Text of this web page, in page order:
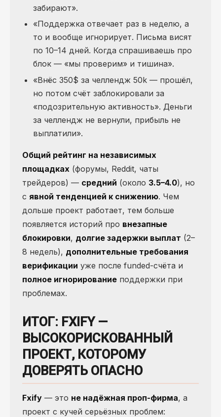
забирают».
«Поддержка отвечает раз в неделю, а
то и вообще игнорирует. Письма висят
по 10–14 дней. Когда спрашиваешь про
блок — «мы проверим» и тишина».
«Внёс 350$ за челлендж 50k — прошёл,
но потом счёт заблокировали за
«подозрительную активность». Деньги
за челлендж не вернули, прибыль не
выплатили».
Общий рейтинг на независимых
площадках (форумы, Reddit, чаты
трейдеров) — средний (около 3.5–4.0), но
с явной тенденцией к снижению. Чем
дольше проект работает, тем больше
появляется историй про внезапные
блокировки, долгие задержки выплат (2–
8 недель), дополнительные требования
верификации уже после funded-счёта и
полное игнорирование поддержки при
проблемах.
ИТОГ: FXIFY —
ВЫСОКОРИСКОВАННЫЙ
ПРОЕКТ, КОТОРОМУ
ДОВЕРЯТЬ ОПАСНО
Fxify — это не надёжная проп-фирма, а
проект с кучей серьёзных проблем: